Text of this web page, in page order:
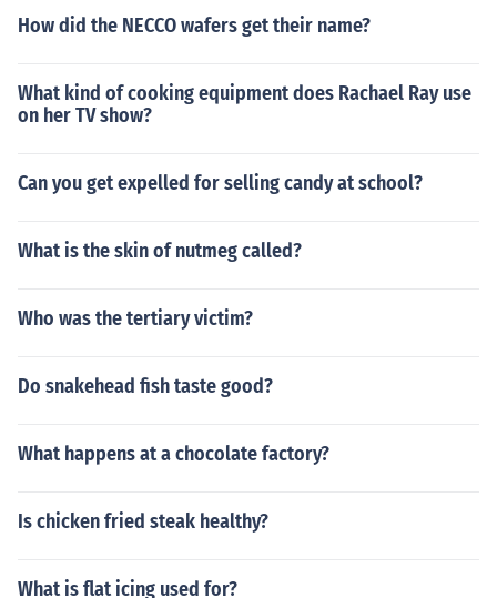
How did the NECCO wafers get their name?
What kind of cooking equipment does Rachael Ray use
on her TV show?
Can you get expelled for selling candy at school?
What is the skin of nutmeg called?
Who was the tertiary victim?
Do snakehead fish taste good?
What happens at a chocolate factory?
Is chicken fried steak healthy?
What is flat icing used for?